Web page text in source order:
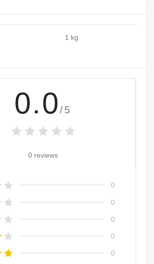
1 kg
0.0 /5
0 reviews
0
0
0
0
0